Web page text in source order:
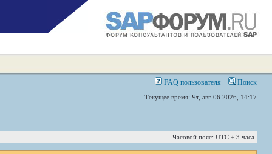
FAQ пользователя Поиск
Текущее время: Чт, авг 06 2026, 14:17
Часовой пояс: UTC + 3 часа